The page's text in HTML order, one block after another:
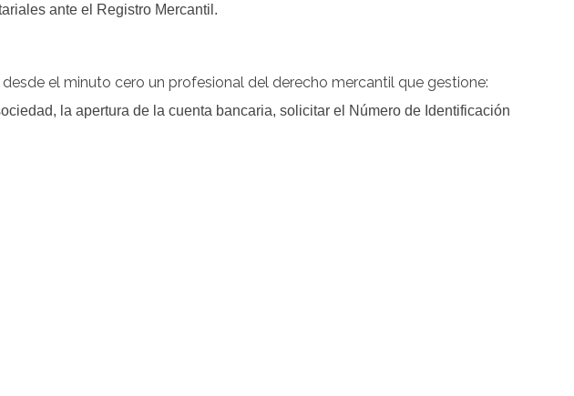
ante el Registro Mercantil.
el minuto cero un profesional del derecho mercantil que gestione:
la apertura de la cuenta bancaria, solicitar el Número de Identificación